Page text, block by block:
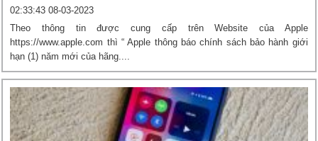
02:33:43 08-03-2023
Theo thông tin được cung cấp trên Website của Apple
https://www.apple.com thì “ Apple thông báo chính sách bảo hành giới
hạn (1) năm mới của hãng....